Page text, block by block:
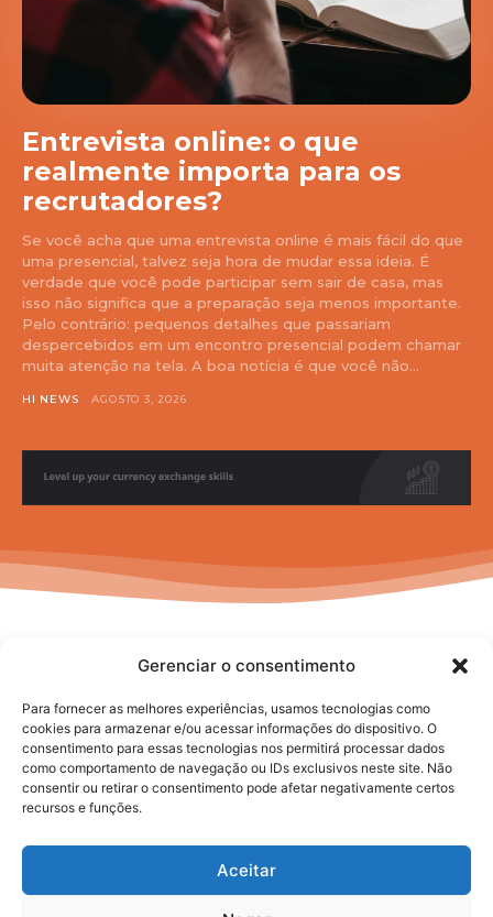
Gerenciar o consentimento
Para fornecer as melhores experiências, usamos tecnologias como
cookies para armazenar e/ou acessar informações do dispositivo. O
consentimento para essas tecnologias nos permitirá processar dados
como comportamento de navegação ou IDs exclusivos neste site. Não
consentir ou retirar o consentimento pode afetar negativamente certos
recursos e funções.
Aceitar
Entrevista online: o que
realmente importa para os
recrutadores?
Se você acha que uma entrevista online é mais fácil do que
uma presencial, talvez seja hora de mudar essa ideia. É
verdade que você pode participar sem sair de casa, mas
isso não significa que a preparação seja menos importante.
Pelo contrário: pequenos detalhes que passariam
despercebidos em um encontro presencial podem chamar
muita atenção na tela. A boa notícia é que você não...
HI NEWS AGOSTO 3, 2026
No posts to display